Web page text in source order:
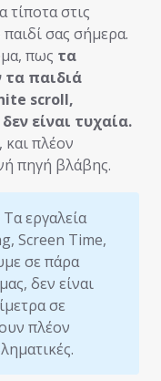
στις
σας σήμερα.
πως τα
τα παιδιά
scroll,
είναι τυχαία.
και πλέον
πηγή βλάβης.
Τα εργαλεία
Screen Time,
σε πάρα
δεν είναι
σε
πλέον